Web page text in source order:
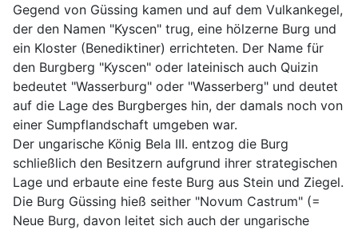
Gegend von Güssing kamen und auf dem Vulkankegel,
der den Namen "Kyscen" trug, eine hölzerne Burg und
ein Kloster (Benediktiner) errichteten. Der Name für
den Burgberg "Kyscen" oder lateinisch auch Quizin
bedeutet "Wasserburg" oder "Wasserberg" und deutet
auf die Lage des Burgberges hin, der damals noch von
einer Sumpflandschaft umgeben war.
Der ungarische König Bela III. entzog die Burg
schließlich den Besitzern aufgrund ihrer strategischen
Lage und erbaute eine feste Burg aus Stein und Ziegel.
Die Burg Güssing hieß seither "Novum Castrum" (=
Neue Burg, davon leitet sich auch der ungarische